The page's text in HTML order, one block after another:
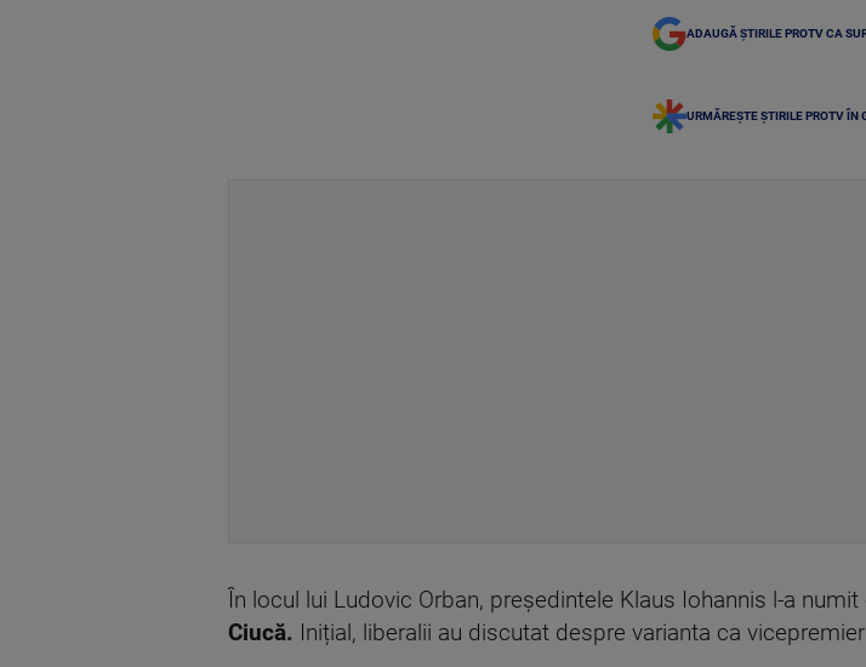
ADAUGĂ ȘTIRILE PROTV CA
URMĂREȘTE ȘTIRILE PROTV ÎN
În locul lui Ludovic Orban, președintele Klaus Iohannis l-a numit
Ciucă. Inițial, liberalii au discutat despre varianta ca